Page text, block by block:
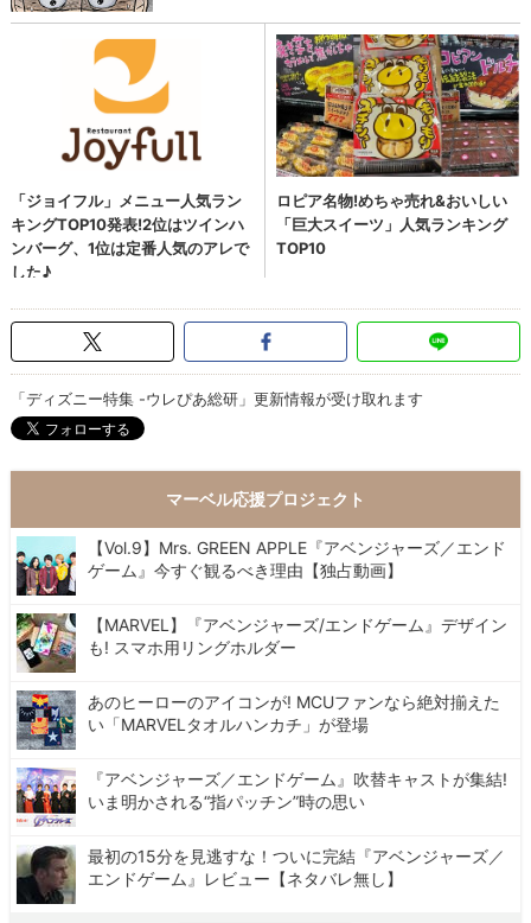
「ディズニー特集 -ウレぴあ総研」更新情報が受け取れます
マーベル応援プロジェクト
【Vol.9】Mrs. GREEN APPLE『アベンジャーズ／エンド
ゲーム』今すぐ観るべき理由【独占動画】
【MARVEL】『アベンジャーズ/エンドゲーム』デザイン
も! スマホ用リングホルダー
あのヒーローのアイコンが! MCUファンなら絶対揃えた
い「MARVELタオルハンカチ」が登場
『アベンジャーズ／エンドゲーム』吹替キャストが集結!
いま明かされる“指パッチン”時の思い
最初の15分を見逃すな！ついに完結『アベンジャーズ／
エンドゲーム』レビュー【ネタバレ無し】